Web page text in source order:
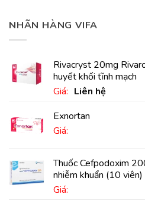
NHÃN HÀNG VIFA
Rivacryst 20mg
huyết khối tĩnh mạch
Giá: Liên hệ
Exnortan
Giá:
Thuốc Cefpodoxim
nhiễm khuẩn (10 viên)
Giá: